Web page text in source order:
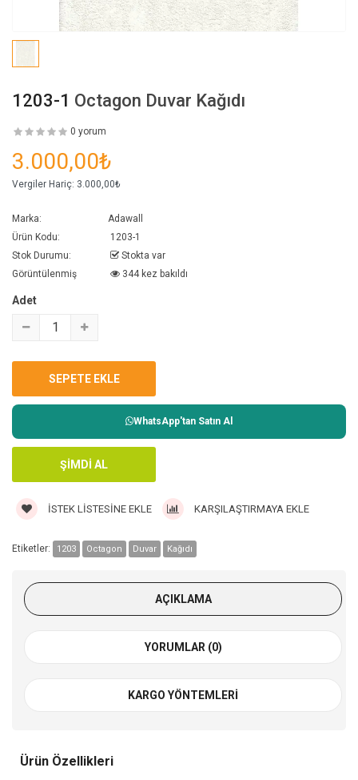
1203-1 Octagon Duvar Kağıdı
0 yorum
3.000,00₺
Vergiler Hariç: 3.000,00₺
Marka:
Adawall
Ürün Kodu:
1203-1
Stok Durumu:
Stokta var
Görüntülenmiş
344 kez bakıldı
Adet
WhatsApp'tan Satın Al
İSTEK LISTESINE EKLE KARŞILAŞTIRMAYA EKLE
Etiketler: 1203 Octagon Duvar Kağıdı
AÇIKLAMA
YORUMLAR (0)
KARGO YÖNTEMLERI
Ürün Özellikleri